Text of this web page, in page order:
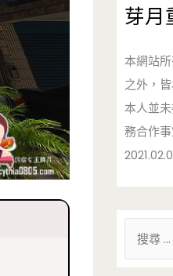
芽月
本網站
之外，
本人並
務合作